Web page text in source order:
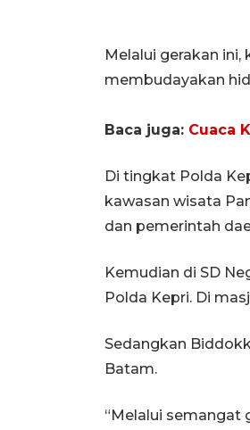
Melalui gerakan
membudayakan
Baca juga: Cuaca
Di tingkat Polda
kawasan wisata
dan pemerintah
Kemudian di SD
Polda Kepri. Di
Sedangkan
Batam.
“Melalui semangat